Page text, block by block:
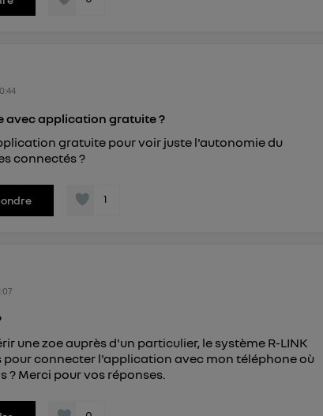
avec application gratuite ?
gratuite pour voir juste l'autonomie du
connectés ?
1
une zoe auprès d'un particulier, le système R-LINK
pour connecter l'application avec mon téléphone où
Merci pour vos réponses.